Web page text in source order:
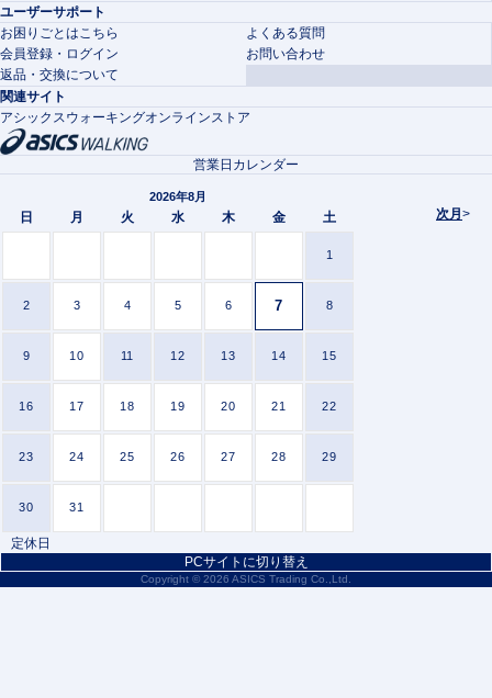
ユーザーサポート
お困りごとはこちら
よくある質問
会員登録・ログイン
お問い合わせ
返品・交換について
関連サイト
アシックスウォーキングオンラインストア
次月>
営業日カレンダー
2026年8月
日 月 火 水 木 金 土
1
2 3 4 5 6 7 8
9 10 11 12 13 14 15
16 17 18 19 20 21 22
23 24 25 26 27 28 29
30 31
定休日
PCサイトに切り替え
Copyright © 2026 ASICS Trading Co.,Ltd.